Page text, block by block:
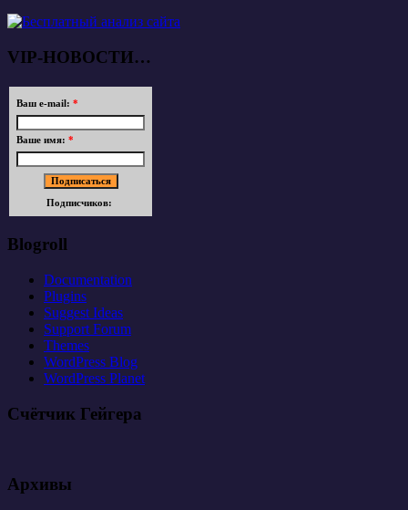
VIP-НОВОСТИ…
Ваш e-mail: *
Ваше имя: *
Подписчиков:
Blogroll
Documentation
Plugins
Suggest Ideas
Support Forum
Themes
WordPress Blog
WordPress Planet
Счётчик Гейгера
Архивы